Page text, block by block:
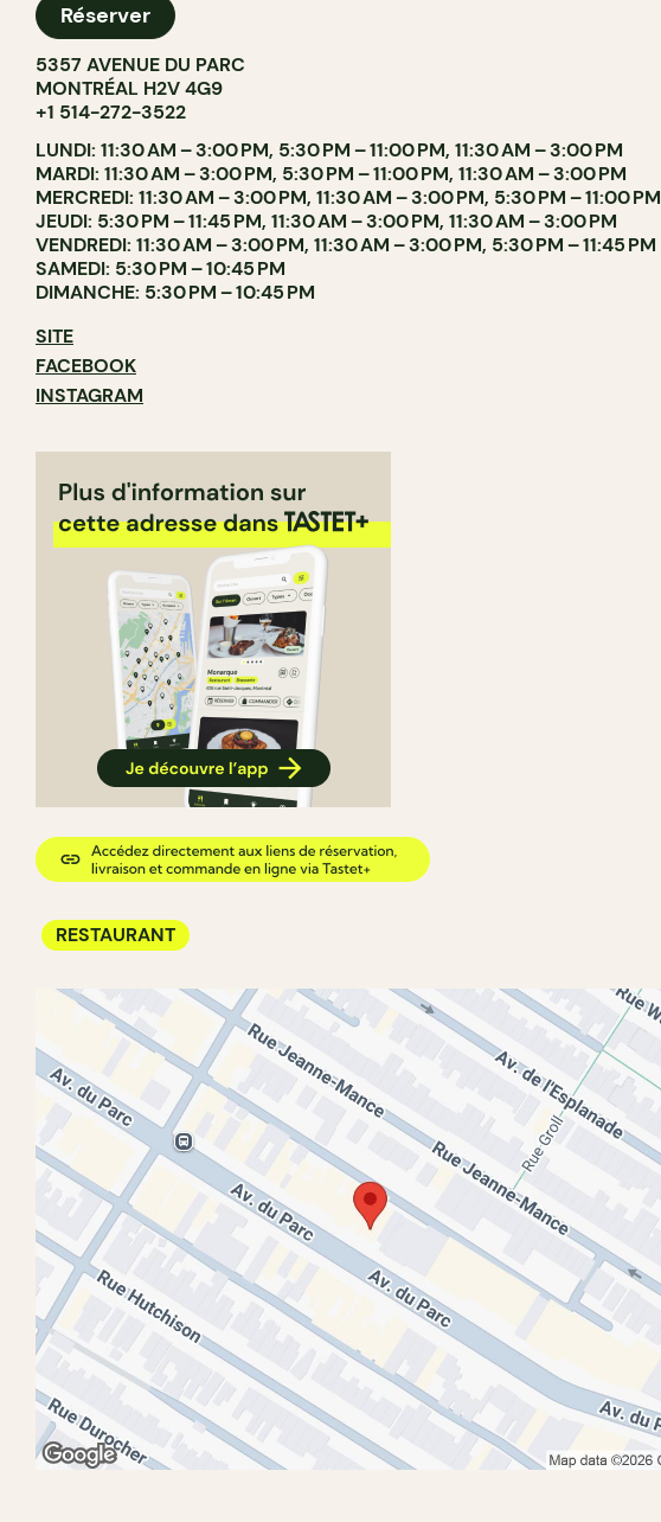
Réserver
5357 AVENUE DU PARC
MONTRÉAL H2V 4G9
+1 514-272-3522
LUNDI: 11:30 AM – 3:00 PM, 5:30 PM – 11:00 PM, 11:30 AM – 3:00 PM
MARDI: 11:30 AM – 3:00 PM, 5:30 PM – 11:00 PM, 11:30 AM – 3:00 PM
MERCREDI: 11:30 AM – 3:00 PM, 11:30 AM – 3:00 PM, 5:30 PM – 11:00 PM
JEUDI: 5:30 PM – 11:45 PM, 11:30 AM – 3:00 PM, 11:30 AM – 3:00 PM
VENDREDI: 11:30 AM – 3:00 PM, 11:30 AM – 3:00 PM, 5:30 PM – 11:45 PM
SAMEDI: 5:30 PM – 10:45 PM
DIMANCHE: 5:30 PM – 10:45 PM
SITE
FACEBOOK
INSTAGRAM
RESTAURANT